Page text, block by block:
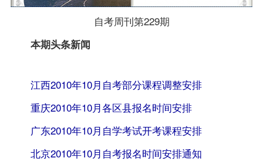
自考周刊第229期
本期头条新闻
江西2010年10月自考部分课程调整安排
重庆2010年10月各区县报名时间安排
广东2010年10月自学考试开考课程安排
北京2010年10月自考报名时间安排通知